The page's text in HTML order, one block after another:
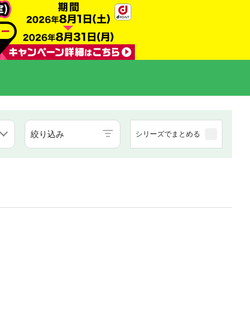
絞り込み シリーズでまとめる